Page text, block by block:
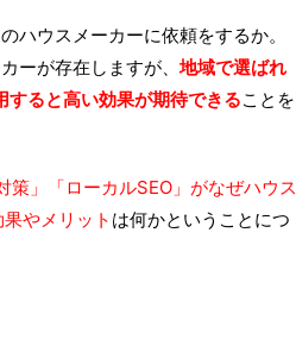
ハウスメーカーに依頼をするか。
ーが存在しますが、地域で選ばれ
ると高い効果が期待できることを
策」「ローカルSEO」がなぜハウス
やメリット は何かということにつ